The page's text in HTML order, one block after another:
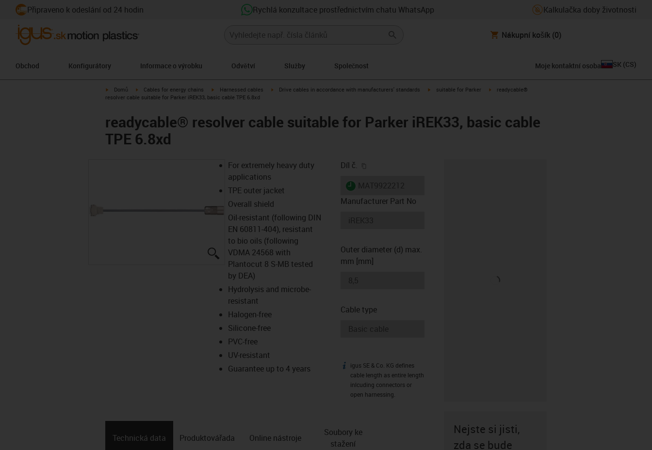
Připraveno k odeslání od 24 hodin Rychlá konzultace prostřednictvím chatu WhatsApp Kalkulačka doby životnosti
Nákupní košík (0)
Obchod Konfigurátory Informace o výrobku Odvětví Služby Společnost Moje kontaktní osoba SK (CS)
igus-icon-arrow-right
Domů igus-icon-arrow-right
Cables for energy chains igus-icon-arrow-right
Harnessed cables igus-icon-arrow-right
Drive cables in accordance with manufacturers' standards igus-icon-arrow-right
suitable for Parker igus-icon-arrow-right
readycable®
resolver cable suitable for Parker iREK33, basic cable TPE 6.8xd
readycable® resolver cable suitable for Parker iREK33, basic cable
TPE 6.8xd
igus-icon-lupe
For extremely heavy duty
applications
TPE outer jacket
Overall shield
Oil-resistant (following DIN
EN 60811-404), resistant
to bio oils (following
VDMA 24568 with
Plantocut 8 S-MB tested
by DEA)
Hydrolysis and microbe-
resistant
Halogen-free
Silicone-free
PVC-free
UV-resistant
Guarantee up to 4 years
Díl č.
igus-icon-lieferzeit
Manufacturer Part No
Outer diameter (d) max.
mm [mm]
Cable type
igus-icon-info
igus SE & Co. KG defines
cable length as entire length
inlcuding connectors or
open harnessing.
Technická data Produktová­řada Online nástroje
Soubory ke
stažení
Nejste si jisti,
zda se bude